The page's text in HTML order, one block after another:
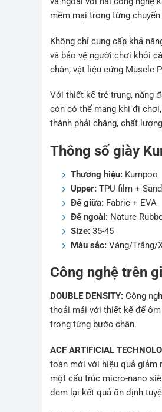
mềm mại trong từng
Không chỉ cung cấp khả
và bảo vệ người chơi khỏi
chân, vật liệu cứng Muscle
Với thiết kế trẻ trung, năng
còn có thể mang khi đi
thành phải chăng, chất
Thông số giày
Thương hiệu: Kumpoo
Upper: TPU film +
Đế giữa: Fabric + EVA
Đế ngoài: Nature
Size: 35-45
Màu sắc: Vàng/Trắng/
Công nghệ trên
DOUBLE DENSITY:Công
thoải mái với thiết kế đế
trong từng bước chân.
ACF ARTIFICIAL
toàn mới với hiệu quả giảm
một cấu trúc micro-nano
đem lại kết quả ổn định